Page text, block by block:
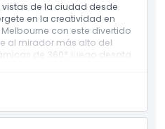
de la ciudad desde
en la creatividad en
Melbourne con este divertido
al mirador más alto del
de 360°, luego desata
en la principal
Entradas perfectas
para alturas
lúdicos.